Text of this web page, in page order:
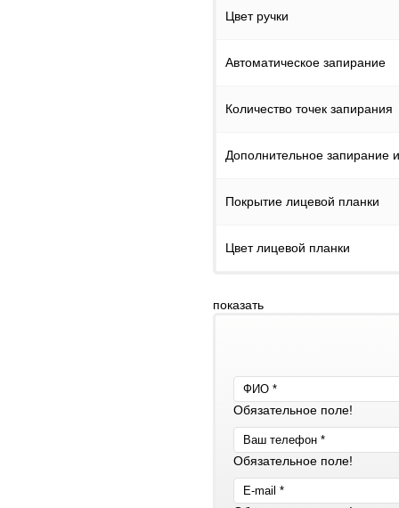
Цвет ручки
Автоматическое запирание
Количество точек запирания
Дополнительное запирание
Покрытие лицевой планки
Цвет лицевой планки
показать
Обязательное поле!
Обязательное поле!